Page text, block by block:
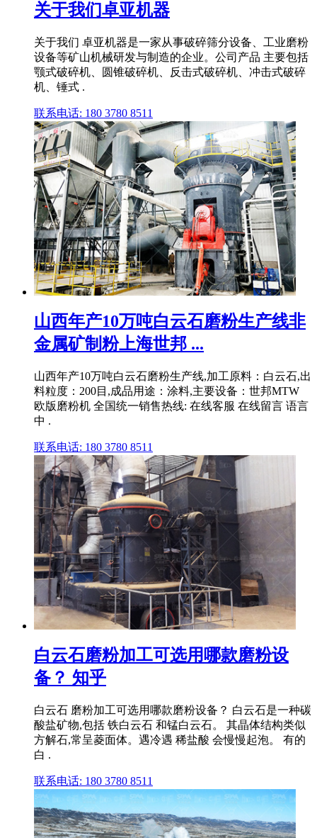
关于我们卓亚机器
关于我们 卓亚机器是一家从事破碎筛分设备、工业磨粉
设备等矿山机械研发与制造的企业。公司产品 主要包括
颚式破碎机、圆锥破碎机、反击式破碎机、冲击式破碎
机、锤式 .
联系电话: 180 3780 8511
山西年产10万吨白云石磨粉生产线非
金属矿制粉上海世邦 ...
山西年产10万吨白云石磨粉生产线,加工原料：白云石,出
料粒度：200目,成品用途：涂料,主要设备：世邦MTW
欧版磨粉机 全国统一销售热线: 在线客服 在线留言 语言
中 .
联系电话: 180 3780 8511
白云石磨粉加工可选用哪款磨粉设
备？ 知乎
白云石 磨粉加工可选用哪款磨粉设备？ 白云石是一种碳
酸盐矿物,包括 铁白云石 和锰白云石。 其晶体结构类似
方解石,常呈菱面体。遇冷遇 稀盐酸 会慢慢起泡。 有的
白 .
联系电话: 180 3780 8511